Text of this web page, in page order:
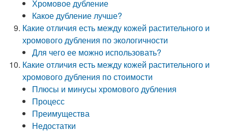
Хромовое дубление
Какое дубление лучше?
Какие отличия есть между кожей растительного и
хромового дубления по экологичности
Для чего ее можно использовать?
Какие отличия есть между кожей растительного и
хромового дубления по стоимости
Плюсы и минусы хромового дубления
Процесс
Преимущества
Недостатки